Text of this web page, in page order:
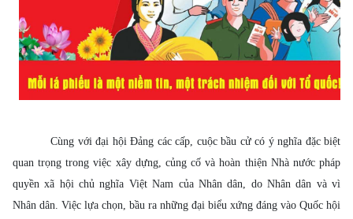
Cùng với đại hội Đảng các cấp, cuộc bầu cử có ý nghĩa đặc biệt
quan trọng trong việc xây dựng, củng cố và hoàn thiện Nhà nước pháp
quyền xã hội chủ nghĩa Việt Nam của Nhân dân, do Nhân dân và vì
Nhân dân. Việc lựa chọn, bầu ra những đại biểu xứng đáng vào Quốc hội